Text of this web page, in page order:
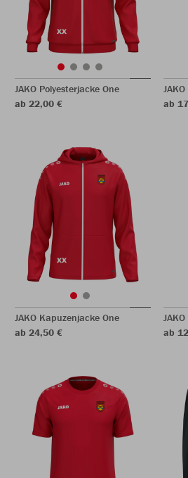
JAKO Polyesterjacke One
ab 22,00 €
ab
JAKO Kapuzenjacke One
ab 24,50 €
ab